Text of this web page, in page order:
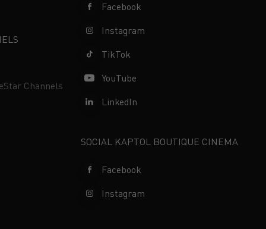
Channels
Facebook
Instagram
TikTok
YouTube
LinkedIn
SOCIAL KAPTOL BOUTIQUE CINEMA
Facebook
Instagram